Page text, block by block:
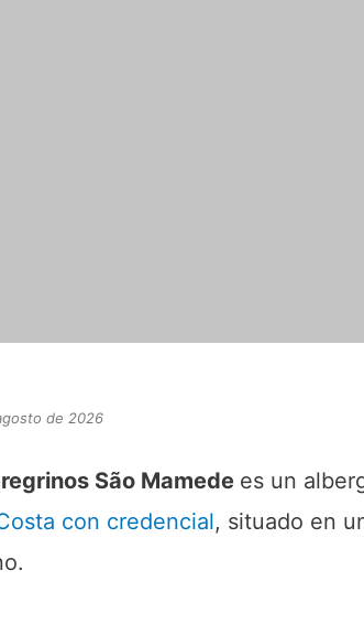
de 2026
São Mamede es un
con credencial, situado en